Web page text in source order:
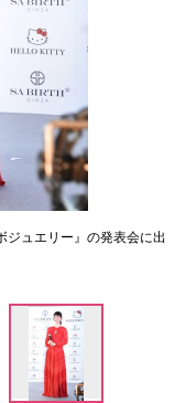
ジュエリー』の発表会に出